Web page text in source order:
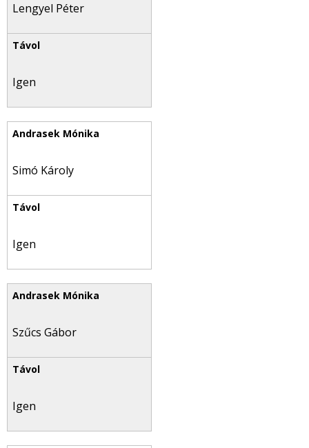
Lengyel Péter
Igen
Simó Károly
Igen
Szűcs Gábor
Igen